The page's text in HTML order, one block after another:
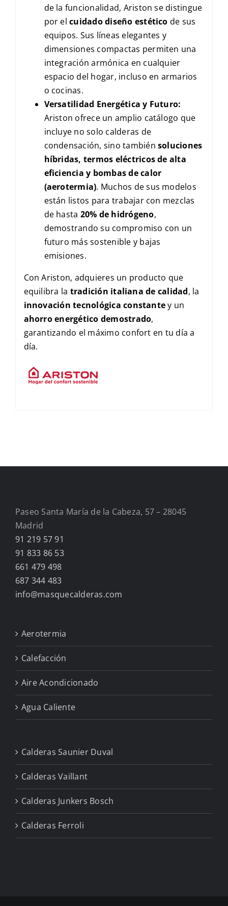
de la funcionalidad, Ariston se distingue
por elcuidado diseño estético de sus
equipos. Sus líneas elegantes y
dimensiones compactas permiten una
integración armónica en cualquier
espacio del hogar, incluso en armarios
o cocinas.
Versatilidad Energética y Futuro:
Ariston ofrece un amplio catálogo que
incluye no solo calderas de
condensación, sino también soluciones
híbridas, termos eléctricos de alta
eficiencia y bombas de calor
(aerotermia). Muchos de sus modelos
están listos para trabajar con mezclas
de hasta 20% de hidrógeno,
demostrando su compromiso con un
futuro más sostenible y bajas
emisiones.
Con Ariston, adquieres un producto que
equilibra la tradición italiana de calidad, la
innovación tecnológica constantey un
ahorro energético demostrado,
garantizando el máximo confort en tu día a
día.
Paseo Santa María de la Cabeza, 57 – 28045
Madrid
91 219 57 91
91 833 86 53
661 479 498
687 344 483
info@masquecalderas.com
Aerotermia
Calefacción
Aire Acondicionado
Agua Caliente
Calderas Saunier Duval
Calderas Vaillant
Calderas Junkers Bosch
Calderas Ferroli